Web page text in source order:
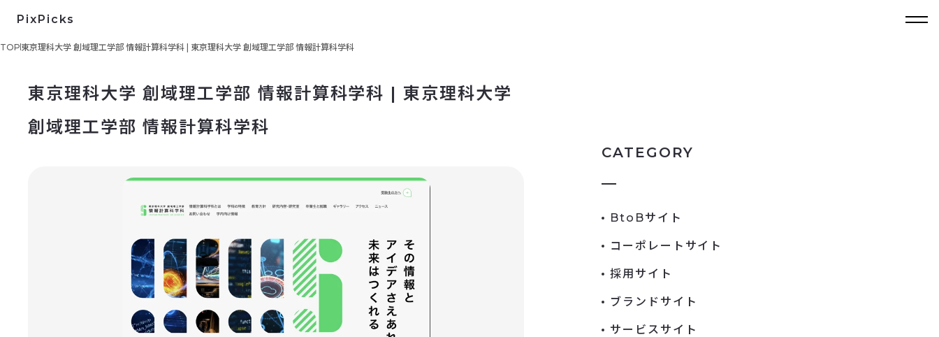
PixPicks
TOP 東京理科大学 創域理工学部 情報計算科学科 | 東京理科大学 創域理工学部 情報計算科学科
東京理科大学 創域理工学部 情報計算科学科 | 東京理科大学
創域理工学部 情報計算科学科
CATEGORY
BtoBサイト
コーポレートサイト
採用サイト
ブランドサイト
サービスサイト